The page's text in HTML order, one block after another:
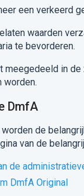
een verkeerd
waarden
te bevorderen.
meegedeeld in de
worden.
DmfA
de
van de
de
DmfA Original